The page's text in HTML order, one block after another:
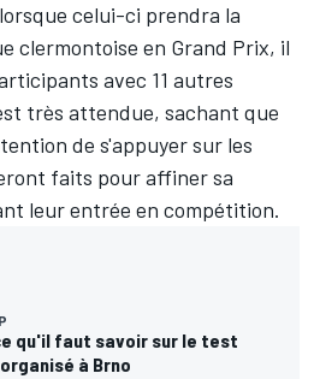
celui-ci prendra la
clermontoise en Grand Prix, il
avec 11 autres
très attendue, sachant que
de s'appuyer sur les
faits pour affiner sa
leur entrée en compétition.
qu'il faut savoir sur le test
à Brno